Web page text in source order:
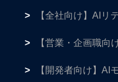
【全社向け】AIリ
【営業・企画職向
【開発者向け】AI